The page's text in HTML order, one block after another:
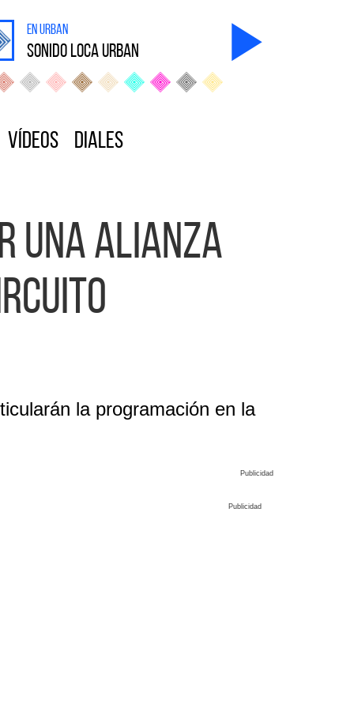
en Urban
sonido Loca Urban
Vídeos Diales
una alianza
la programación en la
Publicidad
Publicidad